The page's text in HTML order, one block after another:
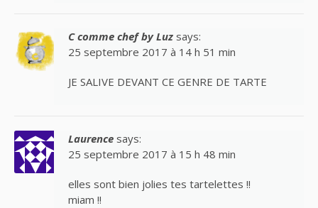
C comme chef by Luz says:
25 septembre 2017 à 14 h 51 min
JE SALIVE DEVANT CE GENRE DE TARTE
Laurence says:
25 septembre 2017 à 15 h 48 min
elles sont bien jolies tes tartelettes !!
miam !!